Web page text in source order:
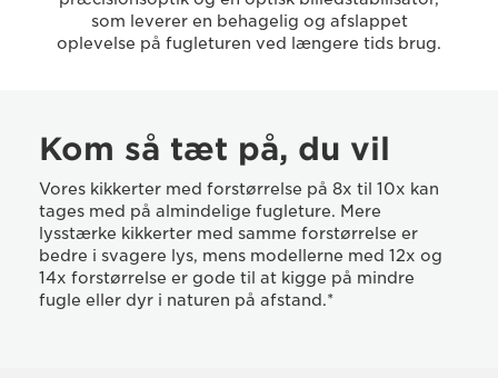
som leverer en behagelig og afslappet
oplevelse på fugleturen ved længere tids brug.
Kom så tæt på, du vil
Vores kikkerter med forstørrelse på 8x til 10x kan
tages med på almindelige fugleture. Mere
lysstærke kikkerter med samme forstørrelse er
bedre i svagere lys, mens modellerne med 12x og
14x forstørrelse er gode til at kigge på mindre
fugle eller dyr i naturen på afstand.*